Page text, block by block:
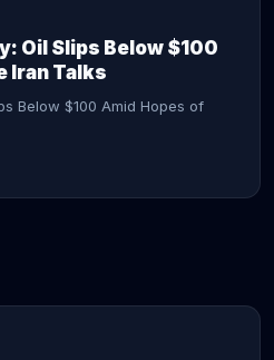
Oil Slips Below $100
Iran Talks
Below $100 Amid Hopes of